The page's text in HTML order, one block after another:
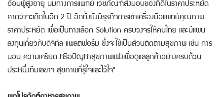
อ้อมผู้สูงอายุ นมทางการแพทย์ เวชภัณฑ์ส่งมอบของที่ดีในราคาประหยัด
คาดว่าจะเกิดในอีก 2 ปี อีกทั้งยังมีธุรกิจการเช่าเครื่องมือแพทย์คุณภาพ
ราคาประหยัด เพื่อเป็นทางเลือก Solution ครบวงจรให้คนไทย และมีแผน
ลงทุนเกี่ยวกับดิจิทัล แพลตฟอร์ม ซึ่งจะใช้เป็นส่วนติดตามสุขภาพ เช่น การ
นอน ความเครียด หรือปัญหาสุขภาพแฝงเพื่อดูแลลูกค้าอย่างครบถ้วน
ประหนึ่งทีมเลขาฯ สุขภาพที่รู้ใจและไว้ใจ"